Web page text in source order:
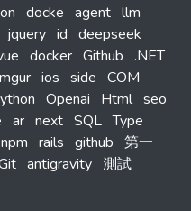
docke agent llm
jquery id deepseek
docker Github .NET
ios side COM
Openai Html seo
ar next SQL Type
npm rails github 第一
antigravity 測試